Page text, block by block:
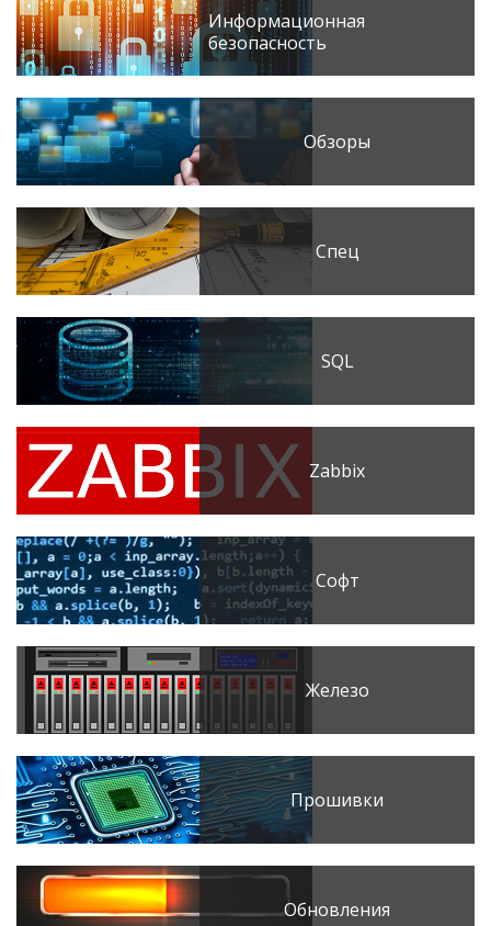
Информационная
безопасность
Обзоры
Спец
SQL
Zabbix
Софт
Железо
Прошивки
Обновления